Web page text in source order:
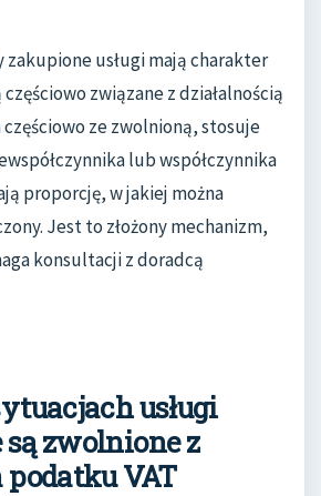
zakupione usługi mają charakter
związane z działalnością
ze zwolnioną, stosuje
lub współczynnika
proporcję, w jakiej można
Jest to złożony mechanizm,
konsultacji z doradcą
usługi
zwolnione z
VAT